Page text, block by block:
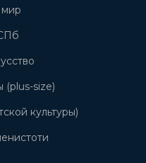
size)
культуры)